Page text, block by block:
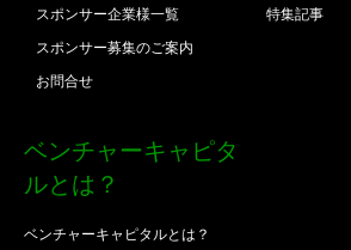
スポンサー企業様一覧
スポンサー募集のご案内
お問合せ
特集記事
ベンチャーキャピタ
ルとは？
ベンチャーキャピタルとは？